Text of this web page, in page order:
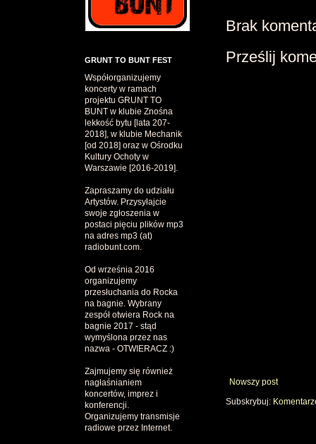
Brak
Prześlij
Nowszy post
Subskrybuj:
GRUNT TO BUNT FEST
Współorganizujemy
koncerty w ramach
projektu GRUNT TO
BUNT w klubie Znośna
lekkość bytu [lata 207-
2018], w klubie Mechanik
[od 2018] oraz w Ośrodku
Kultury Ochoty w
Warszawie [2016-2019].
Zapraszamy do udziału
Artystów. Przysyłajcie
swoje zgłoszenia w
postaci pięciu plików mp3
na adres mp3 (at)
radiobunt.com.
Od września 2016
organizujemy
przesłuchania do Rocka
na bagnie. Wybrany
zespół otwiera Rock na
bagnie 2017 - stąd
wymyślona przez nas
nazwa - OTWIERACZ :)
Zajmujemy się również
nagłaśnianiem
koncertów, imprez i
konferencji.
Organizujemy transmisje
radiowe przez Internet.